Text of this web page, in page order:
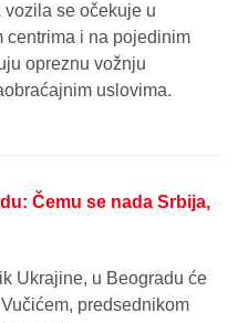
se očekuje u
centrima i na pojedinim
opreznu vožnju
uslovima.
Čemu se nada Srbija,
Ukrajine, u Beogradu će
predsednikom